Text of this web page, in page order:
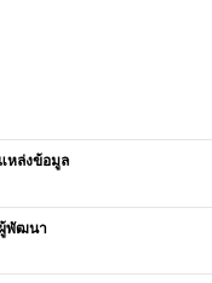
แหล่งข้อมูล
พัฒนา